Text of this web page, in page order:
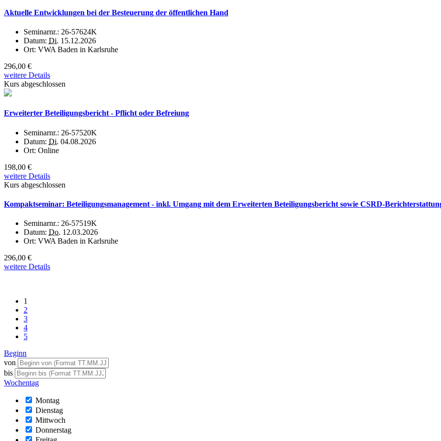
Aktuelle Entwicklungen bei der Besteuerung der öffentlichen Hand
Seminarnr.: 26-57624K
Datum: Di. 15.12.2026
Ort: VWA Baden in Karlsruhe
296,00 €
weitere Details
Kurs abgeschlossen
Erweiterter Beteiligungsbericht - Pflicht oder Befreiung
Seminarnr.: 26-57520K
Datum: Di. 04.08.2026
Ort: Online
198,00 €
weitere Details
Kurs abgeschlossen
Kompaktseminar: Beteiligungsmanagement - inkl. Umgang mit dem Erweiterten Beteiligungsbericht sowie CSRD-
Seminarnr.: 26-57519K
Datum: Do. 12.03.2026
Ort: VWA Baden in Karlsruhe
296,00 €
weitere Details
1
2
3
4
5
Beginn
von
bis
Wochentag
Montag
Dienstag
Mittwoch
Donnerstag